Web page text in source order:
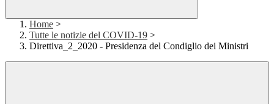
Home >
Tutte le notizie del COVID-19 >
Direttiva_2_2020 - Presidenza del Condiglio dei Ministri